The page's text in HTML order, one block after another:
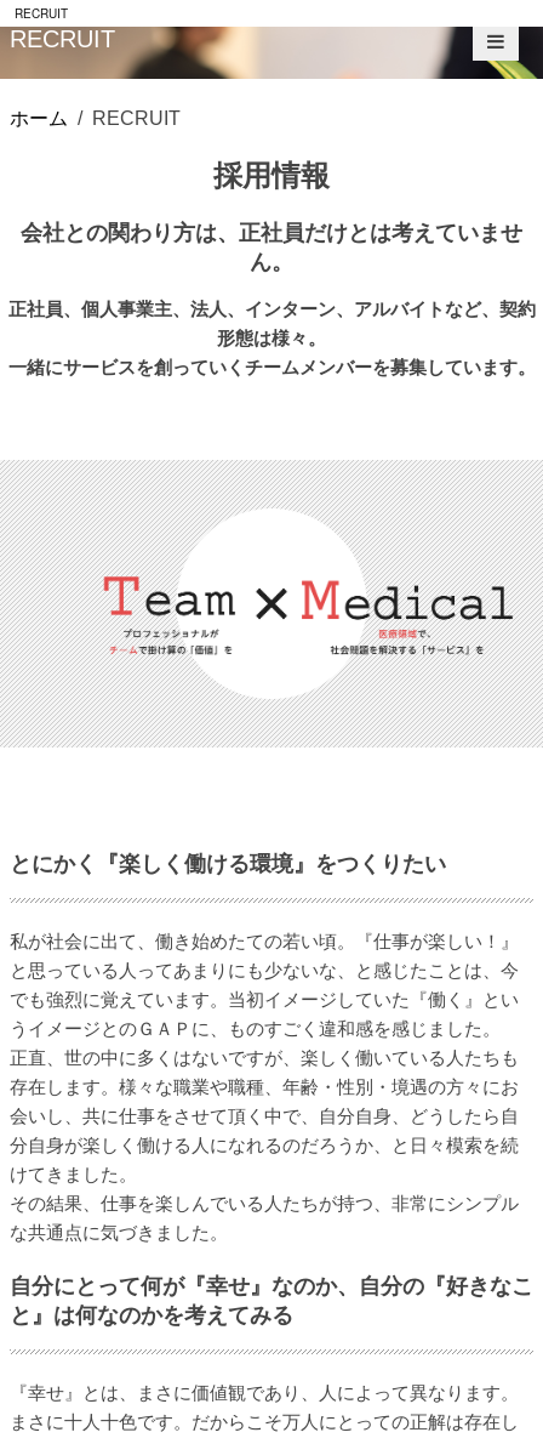
RECRUIT
RECRUIT
ホーム RECRUIT
採用情報
会社との関わり方は、正社員だけとは考えていませ
ん。
正社員、個人事業主、法人、インターン、アルバイトなど、契約
形態は様々。
一緒にサービスを創っていくチームメンバーを募集しています。
とにかく『楽しく働ける環境』をつくりたい
私が社会に出て、働き始めたての若い頃。『仕事が楽しい！』
と思っている人ってあまりにも少ないな、と感じたことは、今
でも強烈に覚えています。当初イメージしていた『働く』とい
うイメージとのＧＡＰに、ものすごく違和感を感じました。
正直、世の中に多くはないですが、楽しく働いている人たちも
存在します。様々な職業や職種、年齢・性別・境遇の方々にお
会いし、共に仕事をさせて頂く中で、自分自身、どうしたら自
分自身が楽しく働ける人になれるのだろうか、と日々模索を続
けてきました。
その結果、仕事を楽しんでいる人たちが持つ、非常にシンプル
な共通点に気づきました。
自分にとって何が『幸せ』なのか、自分の『好きなこ
と』は何なのかを考えてみる
『幸せ』とは、まさに価値観であり、人によって異なります。
まさに十人十色です。だからこそ万人にとっての正解は存在し